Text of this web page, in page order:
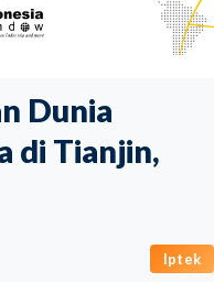
Dunia
di Tianjin,
Iptek